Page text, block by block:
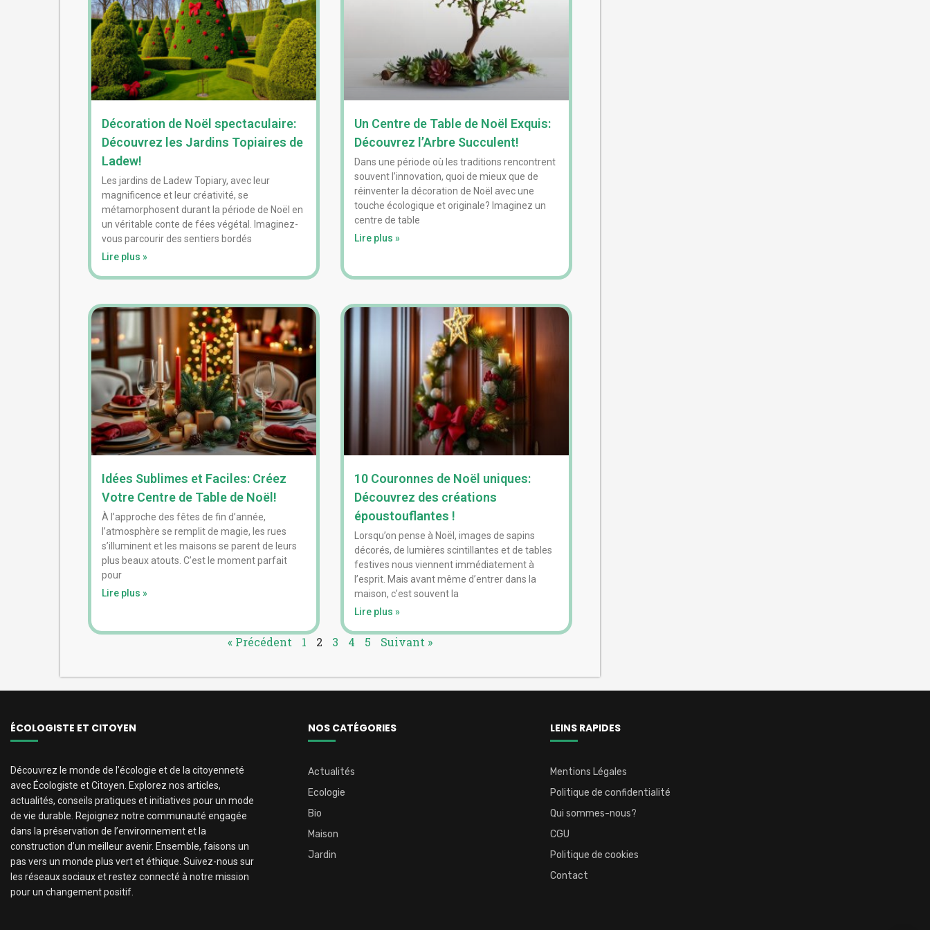
Décoration de Noël spectaculaire:
Découvrez les Jardins Topiaires de
Ladew!
Les jardins de Ladew Topiary, avec leur
magnificence et leur créativité, se
métamorphosent durant la période de Noël en
un véritable conte de fées végétal. Imaginez-
vous parcourir des sentiers bordés
Lire plus »
Un Centre de Table de Noël Exquis:
Découvrez l’Arbre Succulent!
Dans une période où les traditions rencontrent
souvent l’innovation, quoi de mieux que de
réinventer la décoration de Noël avec une
touche écologique et originale? Imaginez un
centre de table
Lire plus »
Idées Sublimes et Faciles: Créez
Votre Centre de Table de Noël!
À l’approche des fêtes de fin d’année,
l’atmosphère se remplit de magie, les rues
s’illuminent et les maisons se parent de leurs
plus beaux atouts. C’est le moment parfait
pour
Lire plus »
10 Couronnes de Noël uniques:
Découvrez des créations
époustouflantes !
Lorsqu’on pense à Noël, images de sapins
décorés, de lumières scintillantes et de tables
festives nous viennent immédiatement à
l’esprit. Mais avant même d’entrer dans la
maison, c’est souvent la
Lire plus »
« Précédent 1 2 3 4 5 Suivant »
ÉCOLOGISTE ET CITOYEN
Découvrez le monde de l’écologie et de la citoyenneté
avec Écologiste et Citoyen. Explorez nos articles,
actualités, conseils pratiques et initiatives pour un mode
de vie durable. Rejoignez notre communauté engagée
dans la préservation de l’environnement et la
construction d’un meilleur avenir. Ensemble, faisons un
pas vers un monde plus vert et éthique. Suivez-nous sur
les réseaux sociaux et restez connecté à notre mission
pour un changement positif.
NOS CATÉGORIES
Actualités
Ecologie
Bio
Maison
Jardin
LEINS RAPIDES
Mentions Légales
Politique de confidentialité
Qui sommes-nous?
CGU
Politique de cookies
Contact